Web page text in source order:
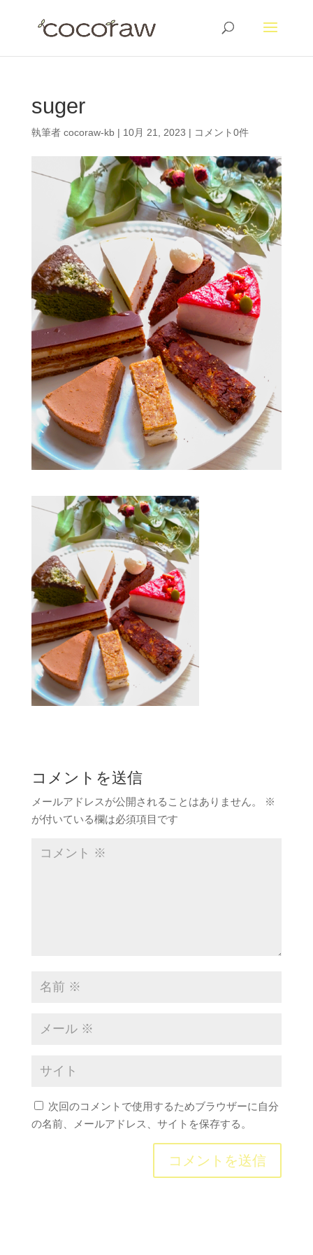
suger
執筆者 cocoraw-kb| 10月 21, 2023 | コメント0件
コメントを送信
メールアドレスが公開されることはありません。
※
が付いている欄は必須項目です
次回のコメントで使用するためブラウザーに自分
の名前、メールアドレス、サイトを保存する。